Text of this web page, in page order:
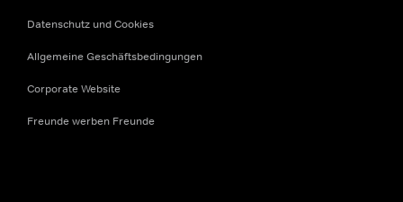
Datenschutz und Cookies
Allgemeine Geschäftsbedingungen
Corporate Website
Freunde werben Freunde